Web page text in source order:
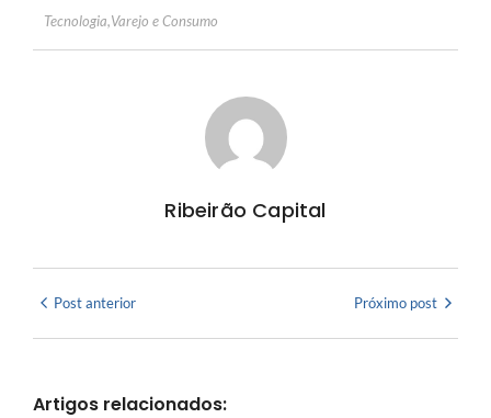
Tecnologia,Varejo e Consumo
Ribeirão Capital
Post anterior Próximo post
Artigos relacionados: